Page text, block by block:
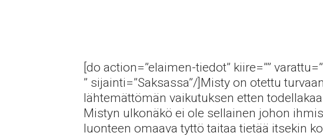
[do action=”elaimen-tiedot” kiire=””
” sijainti=”Saksassa”/]Misty on otettu
lähtemättömän vaikutuksen etten
Mistyn ulkonäkö ei ole sellainen johon
luonteen omaava tyttö taitaa tietää itsekin